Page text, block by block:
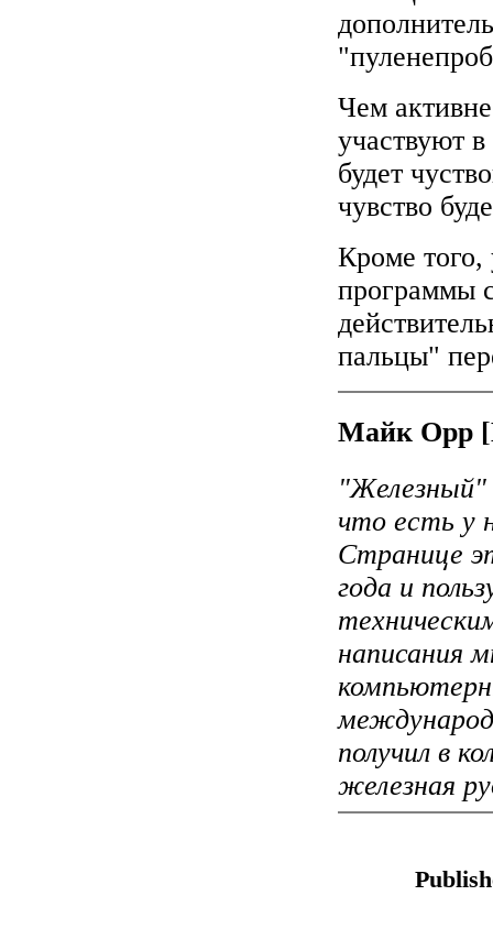
Чем
участвуют
будет
чувство
Кроме
программы
пальцы"
Майк Орр
"Железный"
что есть у
Странице
года и
написания
получил в
железная